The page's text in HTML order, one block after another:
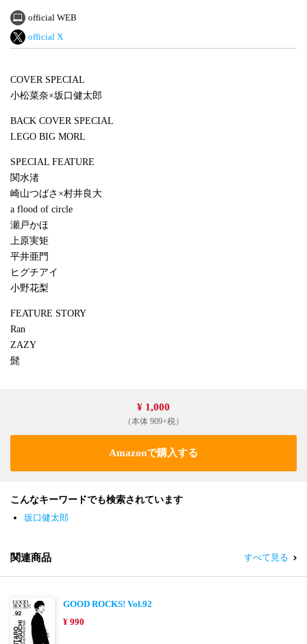
official WEB
official X
COVER SPECIAL
小松菜奈×坂口健太郎
BACK COVER SPECIAL
LEGO BIG MORL
SPECIAL FEATURE
関水渚
崎山つばさ×村井良大
a flood of circle
瀬戸かほ
上原実矩
平井亜門
ヒグチアイ
小野花梨
FEATURE STORY
Ran
ZAZY
髭
¥ 1,000
（本体 909+税）
Amazonで購入する
こんなキーワードでも検索されています
坂口健太郎
関連商品 すべて見る
GOOD ROCKS! Vol.92
¥ 990